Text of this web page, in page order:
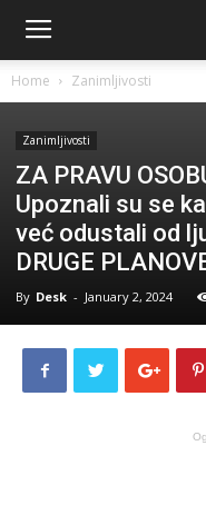
Home Zanimljivosti
Zanimljivosti
ZA PRAVU
Upoznali su se
već odustali od
DRUGE
By Desk - January 2, 2024